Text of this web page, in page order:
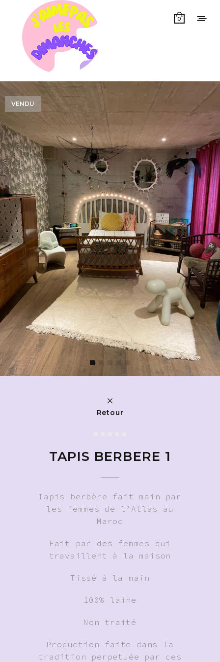
0
VENDU
Retour
TAPIS BERBERE 1
Tapis berbère fait main par
les femmes de l’Atlas au
Maroc
Fait par des femmes qui
travaillent à la maison
Tissé à la main
100% laine
Non traité
Production faite dans la
tradition perpetuée par ces